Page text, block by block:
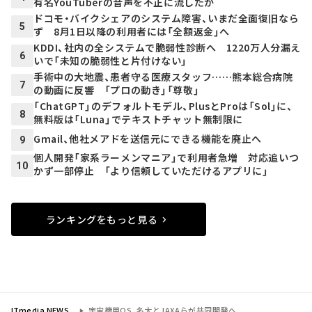
5
ドコモ・バイクシェアのシステム障害、いまだ全面復旧なら
ず 8月1日以降の利用者には「全額返金」へ
6
KDDI、社内の全システムで脆弱性診断へ 1220万人分漏え
いで「未知の脆弱性と片付けない」
7
手術中の大地震、患者守る医療スタッフ……熊本総合病院
の動画に反響 「プロの動き」「尊敬」
8
「ChatGPT」のデフォルトモデル、PlusとProは「Sol」に、
無料版は「Luna」でテキストチャット無制限に
9 Gmail、他社メアドを送信元にできる機能を廃止へ
10
個人開発「家系ラーメンマニア」で利用者急増 対応追いつ
かず一部停止 「より信頼していただけるアプリに」
ランキングをもっと見る